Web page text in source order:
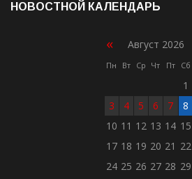
НОВОСТНОЙ КАЛЕНДАРЬ
« Август 2026
Пн Вт Ср Чт Пт Сб
1
3
4 5 6 7 8
10 11 12 13 14 15
17 18 19 20 21 22
24 25 26 27 28 29